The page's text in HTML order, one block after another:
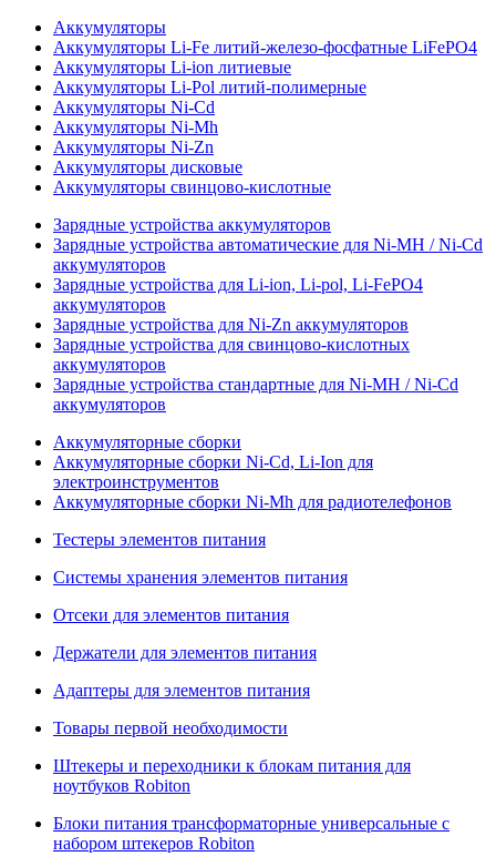
Аккумуляторы
Аккумуляторы Li-Fe литий-железо-фосфатные LiFePO4
Аккумуляторы Li-ion литиевые
Аккумуляторы Li-Pol литий-полимерные
Аккумуляторы Ni-Cd
Аккумуляторы Ni-Mh
Аккумуляторы Ni-Zn
Аккумуляторы дисковые
Аккумуляторы свинцово-кислотные
Зарядные устройства аккумуляторов
Зарядные устройства автоматические для Ni-MH / Ni-Cd
аккумуляторов
Зарядные устройства для Li-ion, Li-pol, Li-FePO4
аккумуляторов
Зарядные устройства для Ni-Zn аккумуляторов
Зарядные устройства для свинцово-кислотных
аккумуляторов
Зарядные устройства стандартные для Ni-MH / Ni-Cd
аккумуляторов
Аккумуляторные сборки
Аккумуляторные сборки Ni-Cd, Li-Ion для
электроинструментов
Аккумуляторные сборки Ni-Mh для радиотелефонов
Тестеры элементов питания
Системы хранения элементов питания
Отсеки для элементов питания
Держатели для элементов питания
Адаптеры для элементов питания
Товары первой необходимости
Штекеры и переходники к блокам питания для
ноутбуков Robiton
Блоки питания трансформаторные универсальные с
набором штекеров Robiton